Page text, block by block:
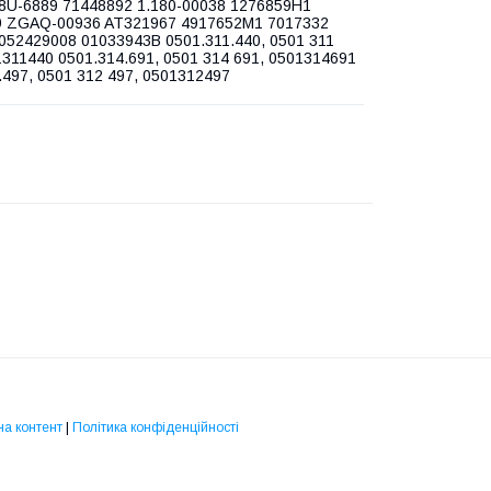
6889 71448892 1.180-00038 1276859H1
ZGAQ-00936 AT321967 4917652M1 7017332
01033943B 0501.311.440, 0501 311
0501.314.691, 0501 314 691, 0501314691
0501 312 497, 0501312497
контент Політика конфіденційності